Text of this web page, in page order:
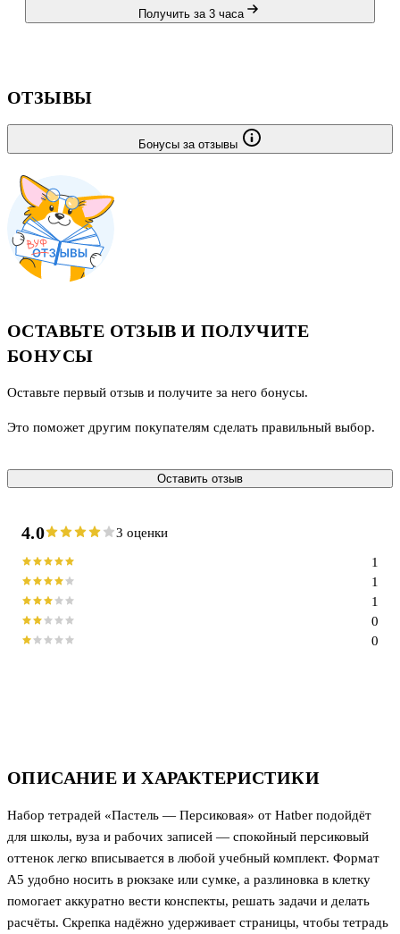
Получить за 3 часа
ОПИСАНИЕ И ХАРАКТЕРИСТИКИ
Набор тетрадей «Пастель — Персиковая» от Hatber подойдёт
для школы, вуза и рабочих записей — спокойный персиковый
оттенок легко вписывается в любой учебный комплект. Формат
А5 удобно носить в рюкзаке или сумке, а разлиновка в клетку
помогает аккуратно вести конспекты, решать задачи и делать
расчёты. Скрепка надёжно удерживает страницы, чтобы тетрадь
ОТЗЫВЫ
Бонусы за отзывы
ОСТАВЬТЕ ОТЗЫВ И ПОЛУЧИТЕ
БОНУСЫ
Оставьте первый отзыв и получите за него бонусы.
Это поможет другим покупателям сделать правильный выбор.
Оставить отзыв
4.0 3 оценки
0
0
1
1
1